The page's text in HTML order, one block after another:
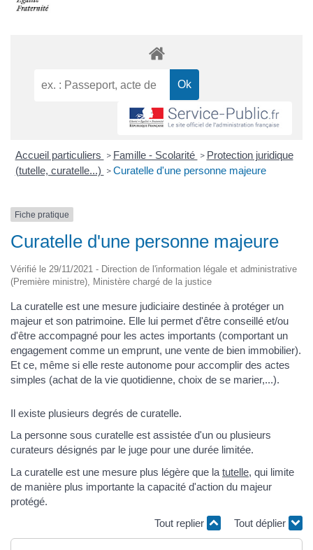
Accueil particuliers > Famille - Scolarité > Protection juridique
(tutelle, curatelle...) > Curatelle d'une personne majeure
Fiche pratique
Curatelle d'une personne majeure
Vérifié le 29/11/2021 - Direction de l'information légale et administrative
(Première ministre), Ministère chargé de la justice
La curatelle est une mesure judiciaire destinée à protéger un
majeur et son patrimoine. Elle lui permet d'être conseillé et/ou
d'être accompagné pour les actes importants (comportant un
engagement comme un emprunt, une vente de bien immobilier).
Et ce, même si elle reste autonome pour accomplir des actes
simples (achat de la vie quotidienne, choix de se marier,...).
Il existe plusieurs degrés de curatelle.
La personne sous curatelle est assistée d'un ou plusieurs
curateurs désignés par le juge pour une durée limitée.
La curatelle est une mesure plus légère que la tutelle, qui limite
de manière plus importante la capacité d'action du majeur
protégé.
Tout replier
Tout déplier